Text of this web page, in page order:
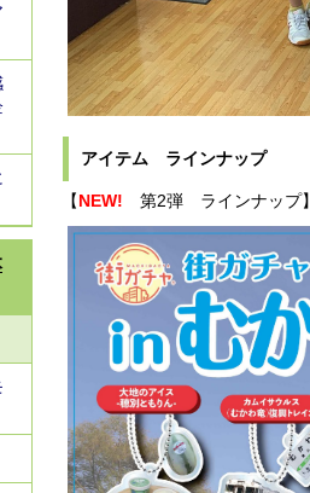
アイテム ラインナップ
【NEW! 第2弾 ラインナップ】